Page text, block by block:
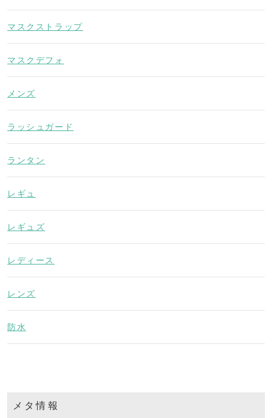
マスクストラップ
マスクデフォ
メンズ
ラッシュガード
ランタン
レギュ
レギュズ
レディース
レンズ
防水
メタ情報